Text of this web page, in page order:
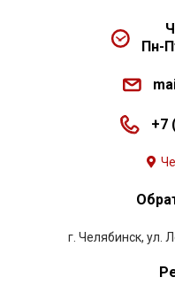
Пн-
+7
г. Челябинск, ул.